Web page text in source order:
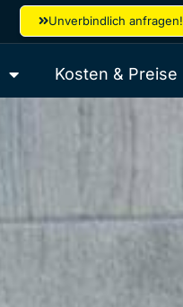
Unverbindlich anfragen!
Kosten & Preise